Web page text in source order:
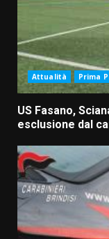
Attualità Prima
US Fasano,
esclusione dal